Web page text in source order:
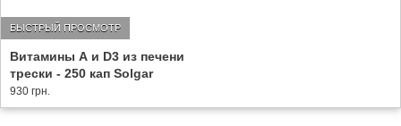
Витамины А и D3 из печени
трески - 250 кап Solgar
БЫСТРЫЙ ПРОСМОТР
930 грн.